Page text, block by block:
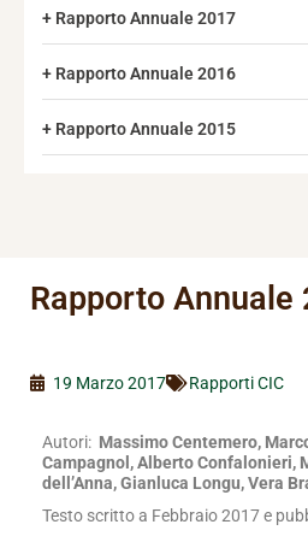
Rapporto Annuale 2017
Rapporto Annuale 2016
Rapporto Annuale 2015
Rapporto Annuale
19 Marzo 2017 Rapporti CIC
Autori: Massimo Centemero,
Campagnol,Alberto Confalonieri,
dell’Anna, Gianluca Longu, Vera
Testo scritto a Febbraio 2017 e